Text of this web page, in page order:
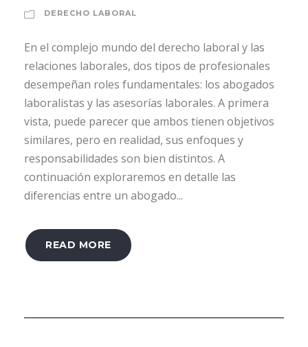
DERECHO LABORAL
En el complejo mundo del derecho laboral y las
relaciones laborales, dos tipos de profesionales
desempeñan roles fundamentales: los abogados
laboralistas y las asesorías laborales. A primera
vista, puede parecer que ambos tienen objetivos
similares, pero en realidad, sus enfoques y
responsabilidades son bien distintos. A
continuación exploraremos en detalle las
diferencias entre un abogado...
READ MORE